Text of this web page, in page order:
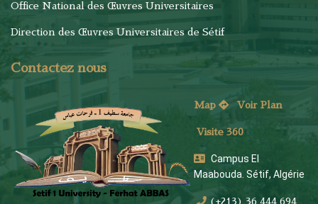
Office National des Œuvres Universitaires
Direction des Œuvres Universitaires de Sétif
Contactez nous
Map Voir Plan
Visite 360
Campus El
Maabouda. Sétif, Algérie
(+213) 36 444 694